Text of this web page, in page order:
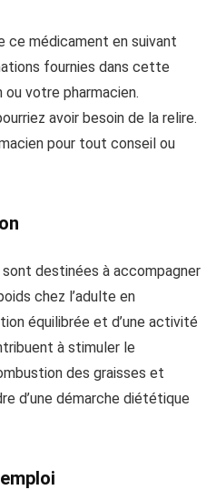
ce médicament en suivant
fournies dans cette
votre pharmacien.
avoir besoin de la relire.
pour tout conseil ou
destinées à accompagner
chez l’adulte en
équilibrée et d’une activité
à stimuler le
des graisses et
d’une démarche diététique